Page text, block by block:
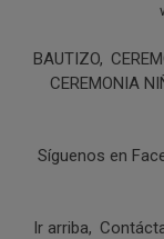
BAUTIZO
CEREMONIA
Síguenos en
Ir arriba